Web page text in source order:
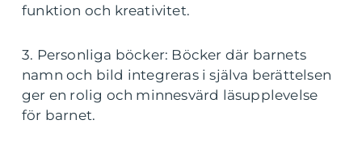
funktion och kreativitet.
3. Personliga böcker: Böcker där barnets
namn och bild integreras i själva berättelsen
ger en rolig och minnesvärd läsupplevelse
för barnet.